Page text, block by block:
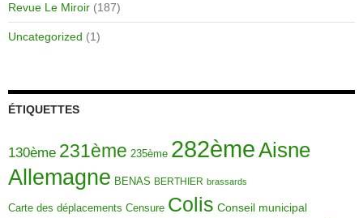
Revue Le Miroir (187)
Uncategorized (1)
ÉTIQUETTES
130ème 231ème 235ème 282èmeAisne
Allemagne BENAS BERTHIER brassards
Carte des déplacements Censure Colis Conseil municipal